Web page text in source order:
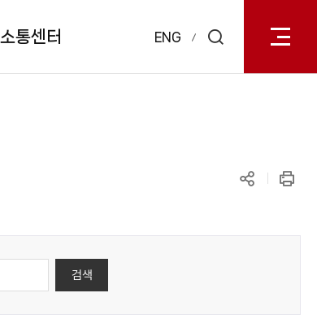
소통센터 ENG
열기
검색